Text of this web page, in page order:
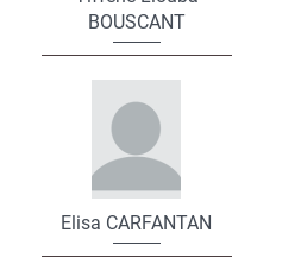
BOUSCANT
Elisa CARFANTAN